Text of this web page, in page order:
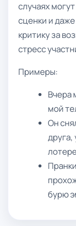
случаях
сценки и
критику за
стресс
Примеры:
Вчера
мой
Он
друга,
бурю